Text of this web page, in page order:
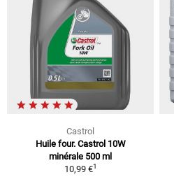
Castrol
Huile four. Castrol 10W
minérale 500 ml
10,99 €1